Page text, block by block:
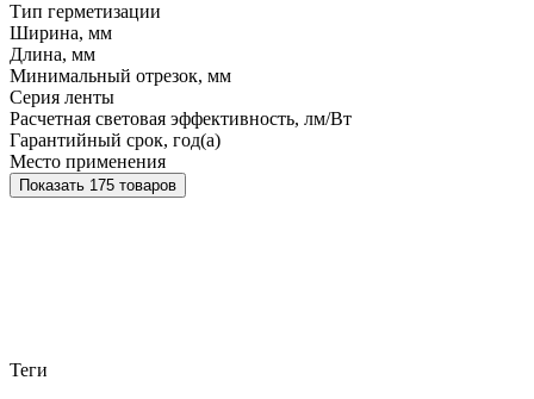
Тип герметизации
Ширина, мм
Длина, мм
Минимальный отрезок, мм
Серия ленты
Расчетная световая эффективность, лм/Вт
Гарантийный срок, год(а)
Место применения
Показать 175 товаров
Теги